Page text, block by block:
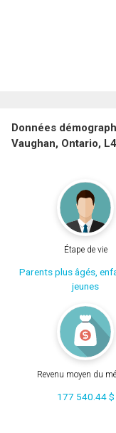
Données
Vaughan, Ontario,
Étape de vie
Parents plus âgés,
jeunes
Revenu moyen du
177 540.44 $